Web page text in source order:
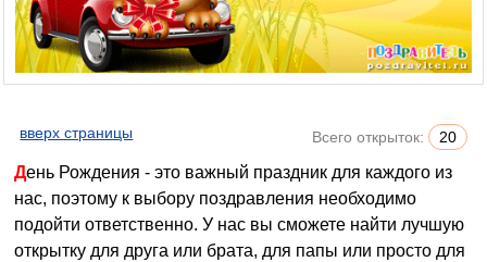
вверх страницы Всего открыток: 20
День Рождения - это важный праздник для каждого из
нас, поэтому к выбору поздравления необходимо
подойти ответственно. У нас вы сможете найти лучшую
открытку для друга или брата, для папы или просто для